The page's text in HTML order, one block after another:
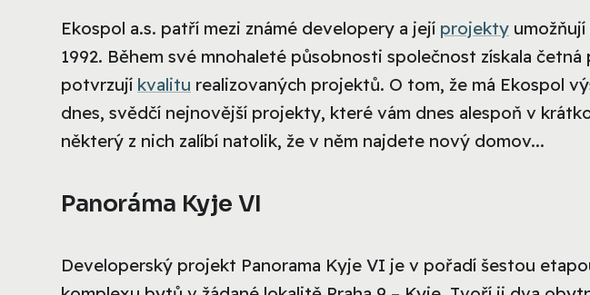
Ekospol a.s. patří mezi známé developery a její projekty
1992. Během své mnohaleté působnosti společnost získala
potvrzují kvalitu realizovaných projektů. O tom, že má Ekospol
dnes, svědčí nejnovější projekty, které vám dnes alespoň v
některý z nich zalíbí natolik, že v něm najdete nový domov...
Panoráma Kyje VI
Developerský projekt Panorama Kyje VI je v pořadí šestou